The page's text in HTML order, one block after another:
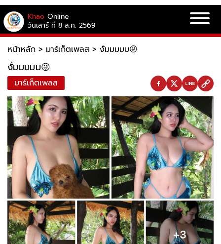
Khao Online
วันเสาร์ ที่ 8 ส.ค. 2569
หน้าหลัก > มาร์เก็ตเพลส > งั่มมมมม😜
งั่มมมมม😜
มาร์เก็ตเพลส